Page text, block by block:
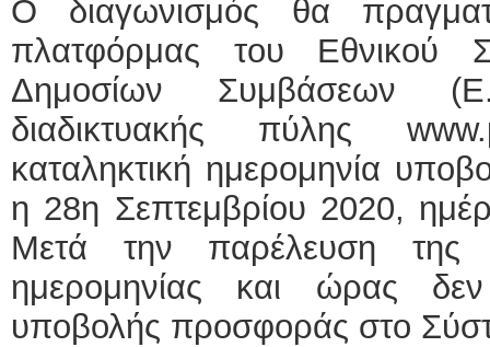
Ο διαγωνισμός θα
πλατφόρμας του Εθνικού
Δημοσίων Συμβάσεων
διαδικτυακής πύλης
καταληκτική ημερομηνία
η 28η Σεπτεμβρίου 2020,
Μετά την παρέλευση της
ημερομηνίας και ώρας
υποβολής προσφοράς στο